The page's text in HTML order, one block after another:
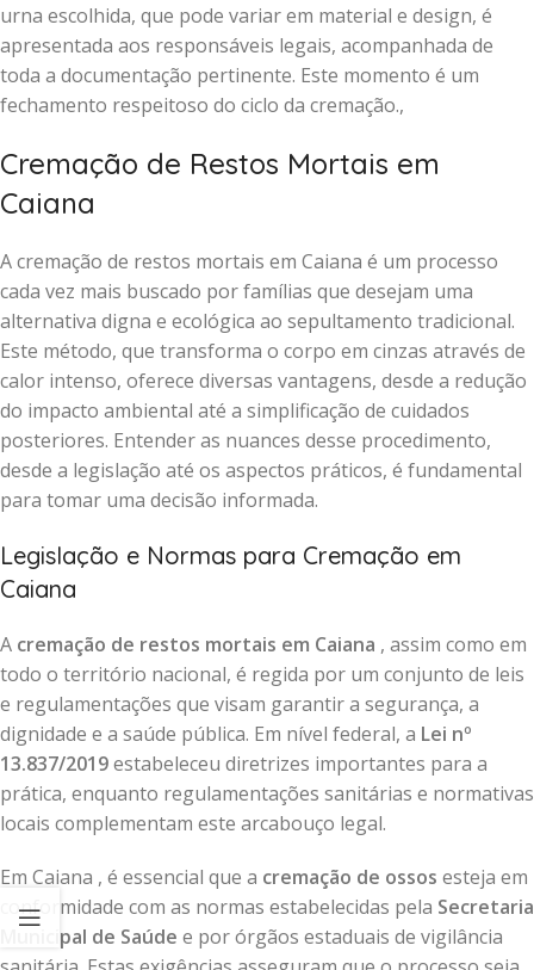
urna escolhida, que pode variar em material e design, é
apresentada aos responsáveis legais, acompanhada de
toda a documentação pertinente. Este momento é um
fechamento respeitoso do ciclo da cremação.,
Cremação de Restos Mortais em
Caiana
A cremação de restos mortais em Caiana é um processo
cada vez mais buscado por famílias que desejam uma
alternativa digna e ecológica ao sepultamento tradicional.
Este método, que transforma o corpo em cinzas através de
calor intenso, oferece diversas vantagens, desde a redução
do impacto ambiental até a simplificação de cuidados
posteriores. Entender as nuances desse procedimento,
desde a legislação até os aspectos práticos, é fundamental
para tomar uma decisão informada.
Legislação e Normas para Cremação em
Caiana
A cremação de restos mortais em Caiana , assim como em
todo o território nacional, é regida por um conjunto de leis
e regulamentações que visam garantir a segurança, a
dignidade e a saúde pública. Em nível federal, a Lei nº
13.837/2019estabeleceu diretrizes importantes para a
prática, enquanto regulamentações sanitárias e normativas
locais complementam este arcabouço legal.
Em Caiana , é essencial que a cremação de ossos esteja em
conformidade com as normas estabelecidas pela Secretaria
Municipal de Saúde e por órgãos estaduais de vigilância